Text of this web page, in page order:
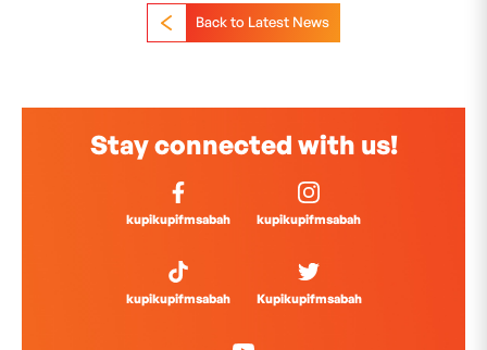
Back to Latest News
Stay connected with us!
kupikupifmsabah kupikupifmsabah
kupikupifmsabah Kupikupifmsabah